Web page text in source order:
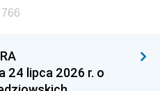
24 lipca 2026 r. o